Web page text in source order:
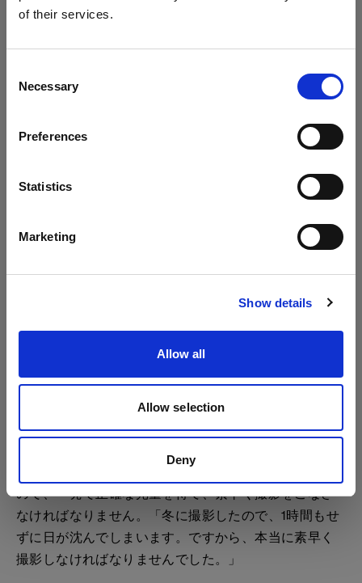
of their services.
Selection
Necessary
Preferences
Statistics
Marketing
Show details
Allow all
Allow selection
Deny
地域を変更しますか？
Austria
サイトにアクセス
やわらかい光を使って、ありのままで、カジュアル
で、まるで晴れた日に散歩に出かけた本当のカップル
のような姿が捉えられました。
ゴールデンアワー：素早く考え
る
ゴールデンアワーの撮影では、太陽がとても早く沈む
ので、一発で正確な光量を得て、素早く撮影をこなさ
なければなりません。「冬に撮影したので、1時間もせ
ずに日が沈んでしまいます。ですから、本当に素早く
撮影しなければなりませんでした。」